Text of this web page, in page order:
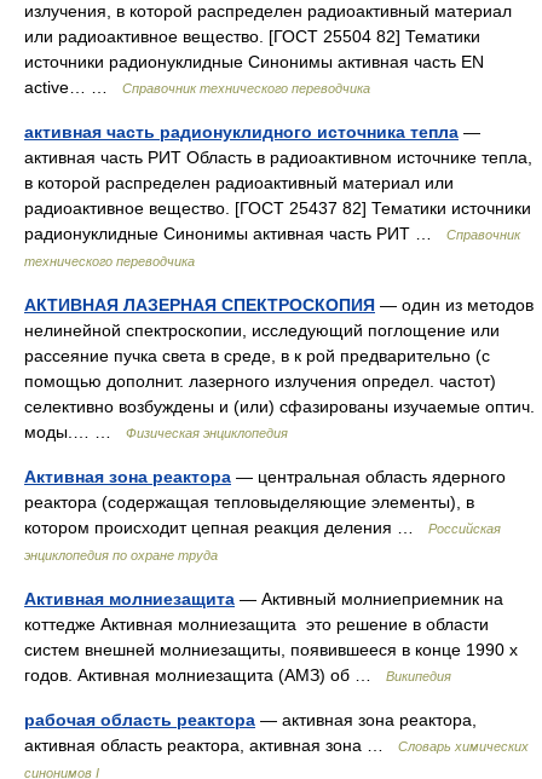
излучения, в которой распределен радиоактивный материал
или радиоактивное вещество. [ГОСТ 25504 82] Тематики
источники радионуклидные Синонимы активная часть EN
active… …
Справочник технического переводчика
активная часть радионуклидного источника тепла —
активная часть РИТ Область в радиоактивном источнике тепла,
в которой распределен радиоактивный материал или
радиоактивное вещество. [ГОСТ 25437 82] Тематики источники
радионуклидные Синонимы активная часть РИТ …
Справочник
технического переводчика
АКТИВНАЯ ЛАЗЕРНАЯ СПЕКТРОСКОПИЯ — один из методов
нелинейной спектроскопии, исследующий поглощение или
рассеяние пучка света в среде, в к рой предварительно (с
помощью дополнит. лазерного излучения определ. частот)
селективно возбуждены и (или) сфазированы изучаемые оптич.
моды.… …
Физическая энциклопедия
Активная зона реактора — центральная область ядерного
реактора (содержащая тепловыделяющие элементы), в
котором происходит цепная реакция деления …
Российская
энциклопедия по охране труда
Активная молниезащита — Активный молниеприемник на
коттедже Активная молниезащита это решение в области
систем внешней молниезащиты, появившееся в конце 1990 х
годов. Активная молниезащита (АМЗ) об …
Википедия
рабочая область реактора — активная зона реактора,
активная область реактора, активная зона …
Cловарь химических
синонимов I